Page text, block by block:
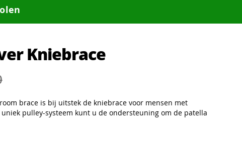
Kniebrace
brace is bij uitstek de kniebrace voor mensen met
pulley-systeem kunt u de ondersteuning om de patella